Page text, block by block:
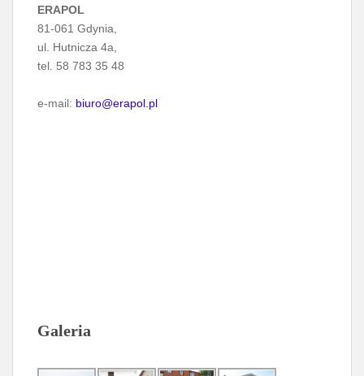
ERAPOL
81-061 Gdynia,
ul. Hutnicza 4a,
tel. 58 783 35 48
e-mail: biuro@erapol.pl
Galeria